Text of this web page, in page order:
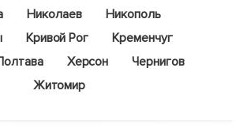
Николаев
Никополь
Кривой Рог
Кременчуг
Херсон
Чернигов
Житомир